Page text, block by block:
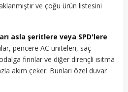
ve çoğu ürün listesini
asla şeritlere veya SPD'lere
pencere AC üniteleri, saç
fırınlar ve diğer dirençli ısıtma
akım çeker. Bunları özel duvar